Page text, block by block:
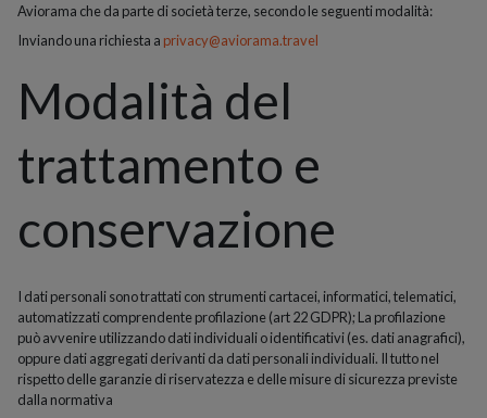
Aviorama che da parte di società terze, secondo le seguenti modalità:
Inviando una richiesta a privacy@aviorama.travel
Modalità del
trattamento e
conservazione
I dati personali sono trattati con strumenti cartacei, informatici, telematici,
automatizzati comprendente profilazione (art 22 GDPR); La profilazione
può avvenire utilizzando dati individuali o identificativi (es. dati anagrafici),
oppure dati aggregati derivanti da dati personali individuali. Il tutto nel
rispetto delle garanzie di riservatezza e delle misure di sicurezza previste
dalla normativa